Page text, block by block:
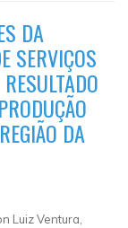
DA
SERVIÇOS
DA
Luiz Ventura,